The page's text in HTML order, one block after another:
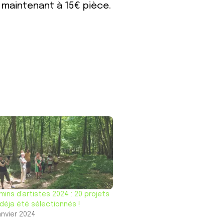
à 15€ pièce.
d’artistes 2024 : 20 projets
été sélectionnés !
2024